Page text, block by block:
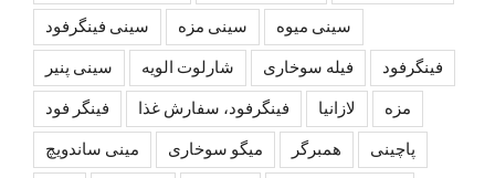
سینی فینگرفود سینی مزه سینی میوه
سینی پنیر شارلوت الويه فیله سوخاری فینگرفود
فینگر فود فینگرفود، سفارش غذا لازانیا مزه
مینی ساندویچ میگو سوخاری همبرگر پاچینی